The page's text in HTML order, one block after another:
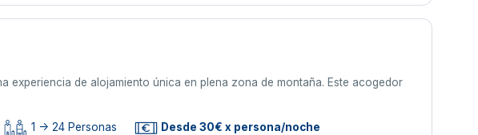
experiencia de alojamiento única en plena zona de montaña. Este acogedor
1 -> 24 Personas Desde 30€ x persona/noche